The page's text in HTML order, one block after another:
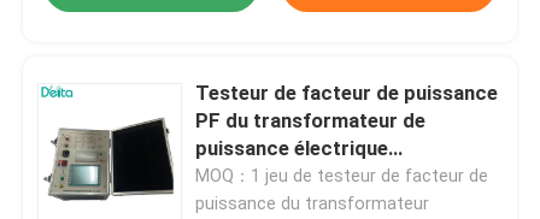
Testeur de facteur de puissance
PF du transformateur de
puissance électrique
automatique TDT
MOQ：1 jeu de testeur de facteur de
puissance du transformateur